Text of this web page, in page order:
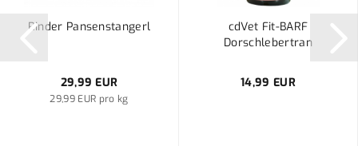
Rinder Pansenstangerl
29,99 EUR
29,99 EUR pro kg
cdVet Fit-BARF
Dorschlebertran
14,99 EUR